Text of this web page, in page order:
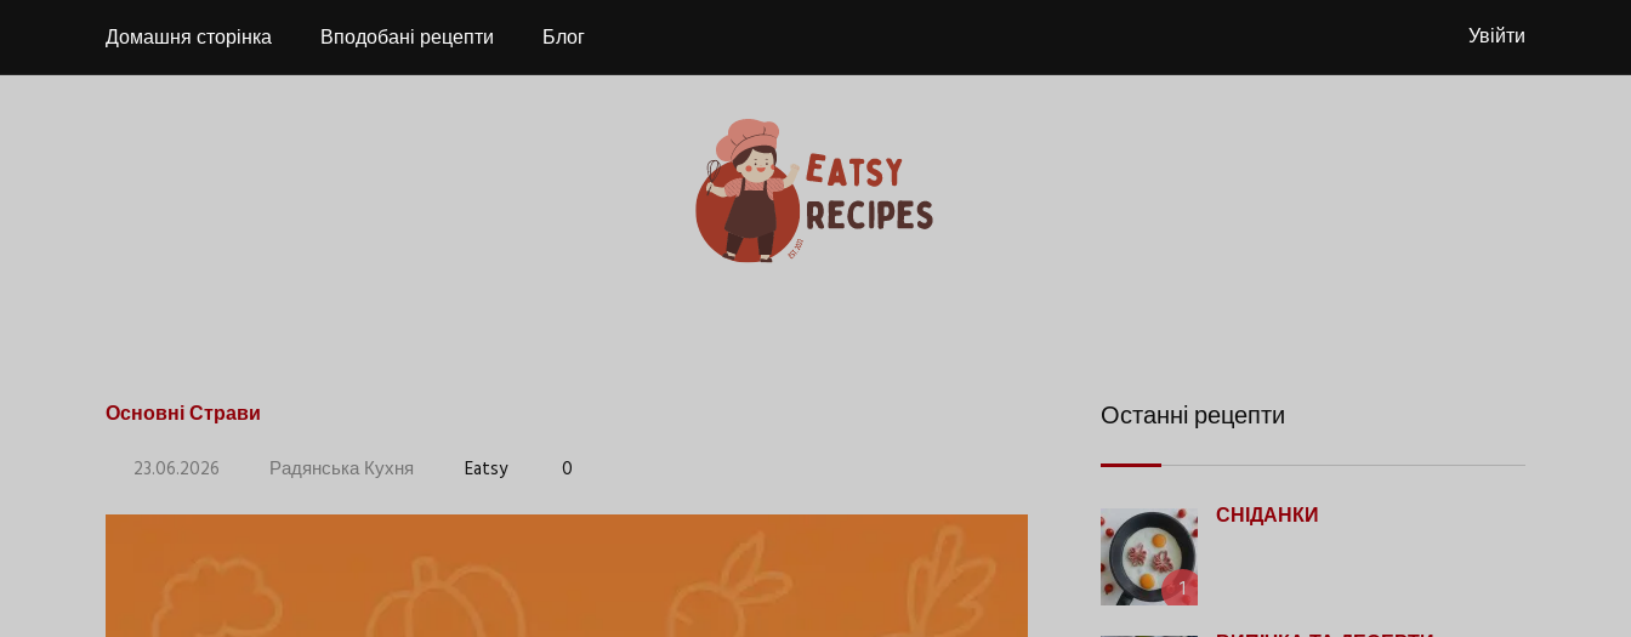
Домашня сторінка Вподобані рецепти Блог Увійти
Основні Страви
23.06.2026 Радянська Кухня Eatsy 0
Останні рецепти
1
СНІДАНКИ